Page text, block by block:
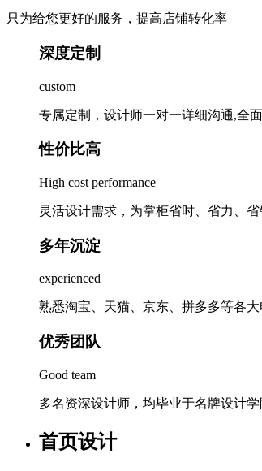
只为给您更好的服务，提高店铺转化率
深度定制
custom
专属定制，设计师一对一详细沟通,全
性价比高
High cost performance
灵活设计需求，为掌柜省时、省力、
多年沉淀
experienced
熟悉淘宝、天猫、京东、拼多多等各
优秀团队
Good team
多名资深设计师，均毕业于名牌设计
首页设计